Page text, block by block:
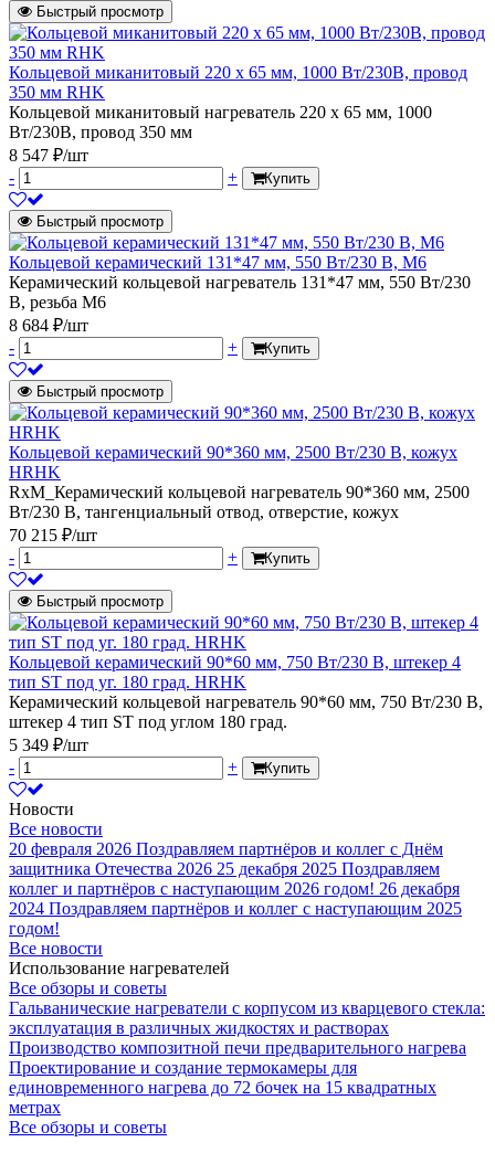
Быстрый просмотр
Кольцевой миканитовый 220 х 65 мм, 1000 Вт/230В, провод
350 мм RHK
Кольцевой миканитовый нагреватель 220 х 65 мм, 1000
Вт/230В, провод 350 мм
8 547 ₽/шт
-
+ Купить
Быстрый просмотр
Кольцевой керамический 131*47 мм, 550 Вт/230 В, М6
Керамический кольцевой нагреватель 131*47 мм, 550 Вт/230
В, резьба М6
8 684 ₽/шт
-
+ Купить
Быстрый просмотр
Кольцевой керамический 90*360 мм, 2500 Вт/230 В, кожух
HRHK
RxM_Керамический кольцевой нагреватель 90*360 мм, 2500
Вт/230 В, тангенциальный отвод, отверстие, кожух
70 215 ₽/шт
-
+ Купить
Быстрый просмотр
Кольцевой керамический 90*60 мм, 750 Вт/230 В, штекер 4
тип ST под уг. 180 град. HRHK
Керамический кольцевой нагреватель 90*60 мм, 750 Вт/230 В,
штекер 4 тип ST под углом 180 град.
5 349 ₽/шт
-
+ Купить
Новости
Все новости
20 февраля 2026 Поздравляем партнёров и коллег с Днём
защитника Отечества 2026 25 декабря 2025 Поздравляем
коллег и партнёров с наступающим 2026 годом! 26 декабря
2024 Поздравляем партнёров и коллег с наступающим 2025
годом!
Все новости
Использование нагревателей
Все обзоры и советы
Гальванические нагреватели с корпусом из кварцевого стекла:
эксплуатация в различных жидкостях и растворах
Производство композитной печи предварительного нагрева
Проектирование и создание термокамеры для
единовременного нагрева до 72 бочек на 15 квадратных
метрах
Все обзоры и советы